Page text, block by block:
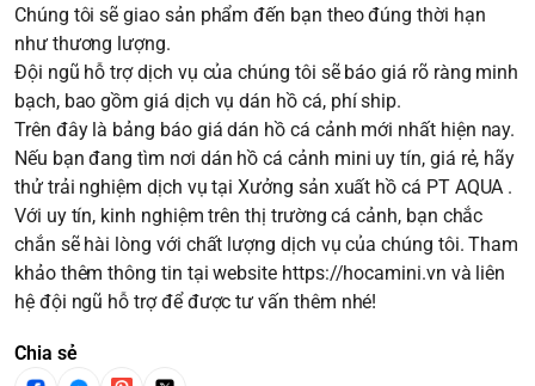
Chúng tôi sẽ giao sản phẩm đến bạn theo đúng thời hạn
như thương lượng.
Đội ngũ hỗ trợ dịch vụ của chúng tôi sẽ báo giá rõ ràng minh
bạch, bao gồm giá dịch vụ dán hồ cá, phí ship.
Trên đây là bảng báo giá dán hồ cá cảnh mới nhất hiện nay.
Nếu bạn đang tìm nơi dán hồ cá cảnh mini uy tín, giá rẻ, hãy
thử trải nghiệm dịch vụ tại Xưởng sản xuất hồ cá PT AQUA .
Với uy tín, kinh nghiệm trên thị trường cá cảnh, bạn chắc
chắn sẽ hài lòng với chất lượng dịch vụ của chúng tôi. Tham
khảo thêm thông tin tại website https://hocamini.vn và liên
hệ đội ngũ hỗ trợ để được tư vấn thêm nhé!
Chia sẻ